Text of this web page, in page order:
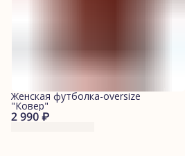
2 990 ₽
Женская футболка-oversize
"Ковер"